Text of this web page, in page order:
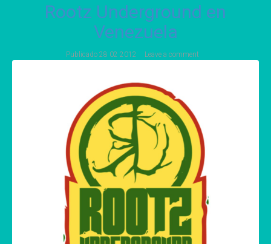
Rootz Underground en
Venezuela
Publicado 28 02 2012 Leave a comment